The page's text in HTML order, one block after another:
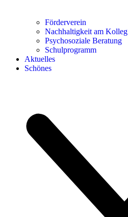
Förderverein
Nachhaltigkeit am Kolleg
Psychosoziale Beratung
Schulprogramm
Aktuelles
Schönes